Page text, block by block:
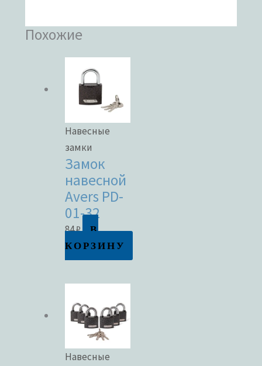
Похожие
Навесные
замки
Замок
навесной
Avers PD-
01-32
84₽
В
КОРЗИНУ
Навесные